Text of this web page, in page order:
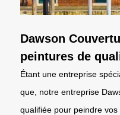
Dawson
peintures de
Étant une entreprise
que, notre entreprise
qualifiée pour peindre